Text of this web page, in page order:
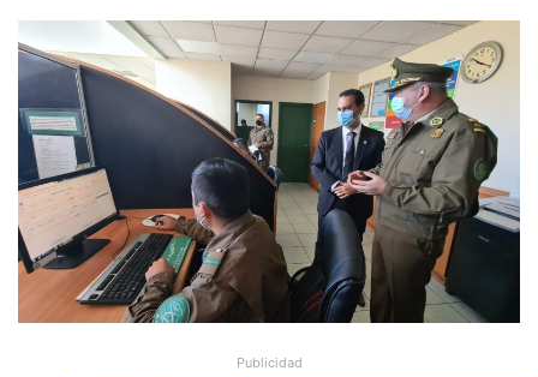
Publicidad